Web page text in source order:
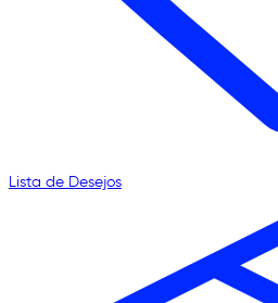
Lista de Desejos